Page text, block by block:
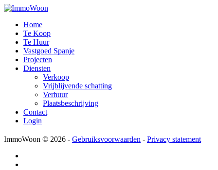
Home
Te Koop
Te Huur
Vastgoed Spanje
Projecten
Diensten
Verkoop
Vrijblijvende schatting
Verhuur
Plaatsbeschrijving
Contact
Login
ImmoWoon © 2026 - Gebruiksvoorwaarden - Privacy statement